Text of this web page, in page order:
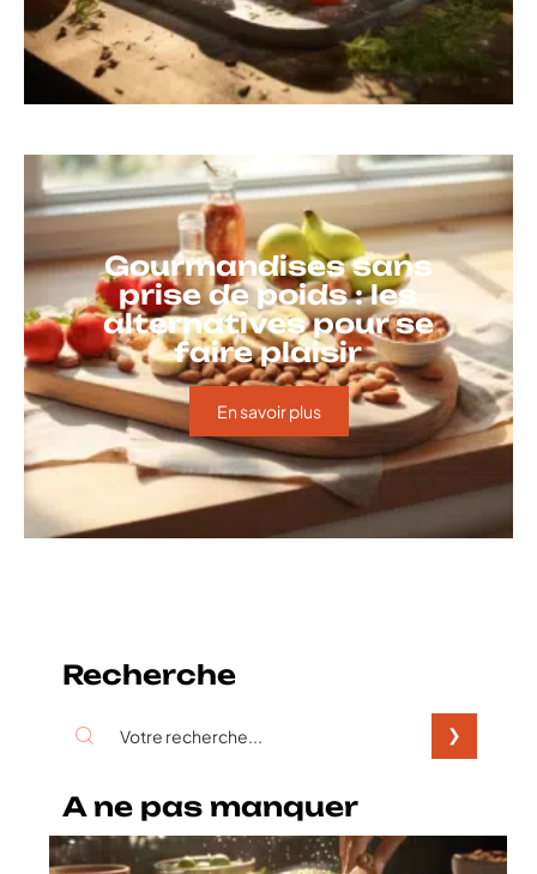
Gourmandises sans
prise de poids : les
alternatives pour se
faire plaisir
En savoir plus
Recherche
A ne pas manquer